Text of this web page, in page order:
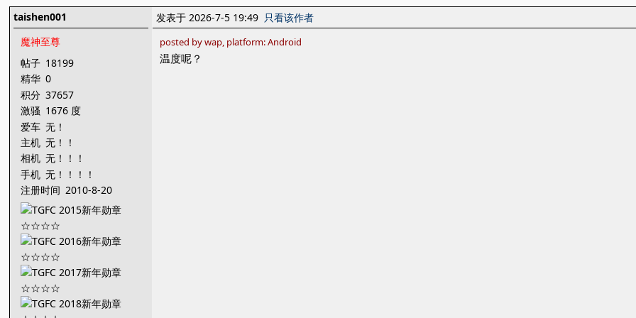
taishen001
魔神至尊
帖子 18199
精华 0
积分 37657
激骚 1676 度
爱车 无！
主机 无！！
相机 无！！！
手机 无！！！！
注册时间 2010-8-20
发表于 2026-7-5 19:49 只看该作者
posted by wap, platform: Android
温度呢？